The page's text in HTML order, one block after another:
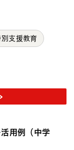
別支援教育
用例（中学